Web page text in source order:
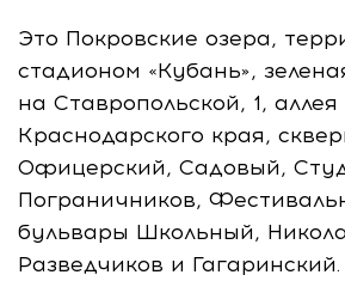
Это Покровские озера,
стадионом «Кубань»,
на Ставропольской, 1, аллея
Краснодарского края,
Офицерский, Садовый,
Пограничников,
бульвары Школьный,
Разведчиков и